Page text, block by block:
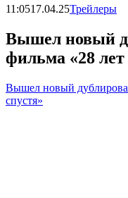
11:0517.04.25Трейлеры
Вышел новый
фильма «28 лет
Вышел новый
спустя»